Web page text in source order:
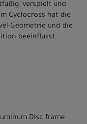
verspielt und
Cyclocross hat die
Geometrie und die
beeinflusst.
Disc frame